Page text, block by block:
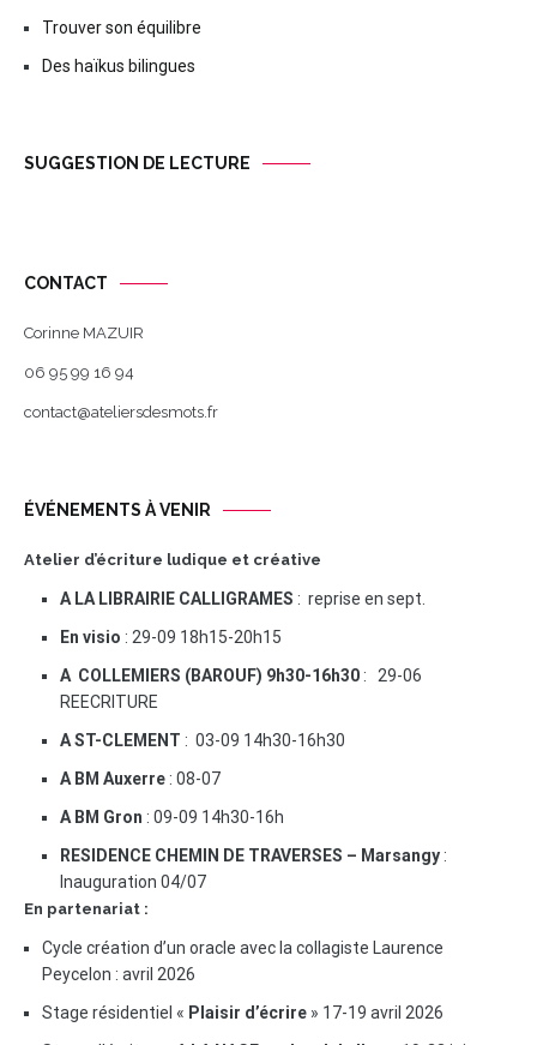
Trouver son équilibre
Des haïkus bilingues
SUGGESTION DE LECTURE
CONTACT
Corinne MAZUIR
06 95 99 16 94
contact@ateliersdesmots.fr
ÉVÉNEMENTS À VENIR
Atelier d’écriture ludique et créative
A LA LIBRAIRIE CALLIGRAMES : reprise en sept.
En visio : 29-09 18h15-20h15
A COLLEMIERS (BAROUF) 9h30-16h30 : 29-06
REECRITURE
A ST-CLEMENT : 03-09 14h30-16h30
A BM Auxerre : 08-07
A BM Gron : 09-09 14h30-16h
RESIDENCE CHEMIN DE TRAVERSES – Marsangy :
Inauguration 04/07
En partenariat :
Cycle création d’un oracle avec la collagiste Laurence
Peycelon : avril 2026
Stage résidentiel « Plaisir d’écrire » 17-19 avril 2026